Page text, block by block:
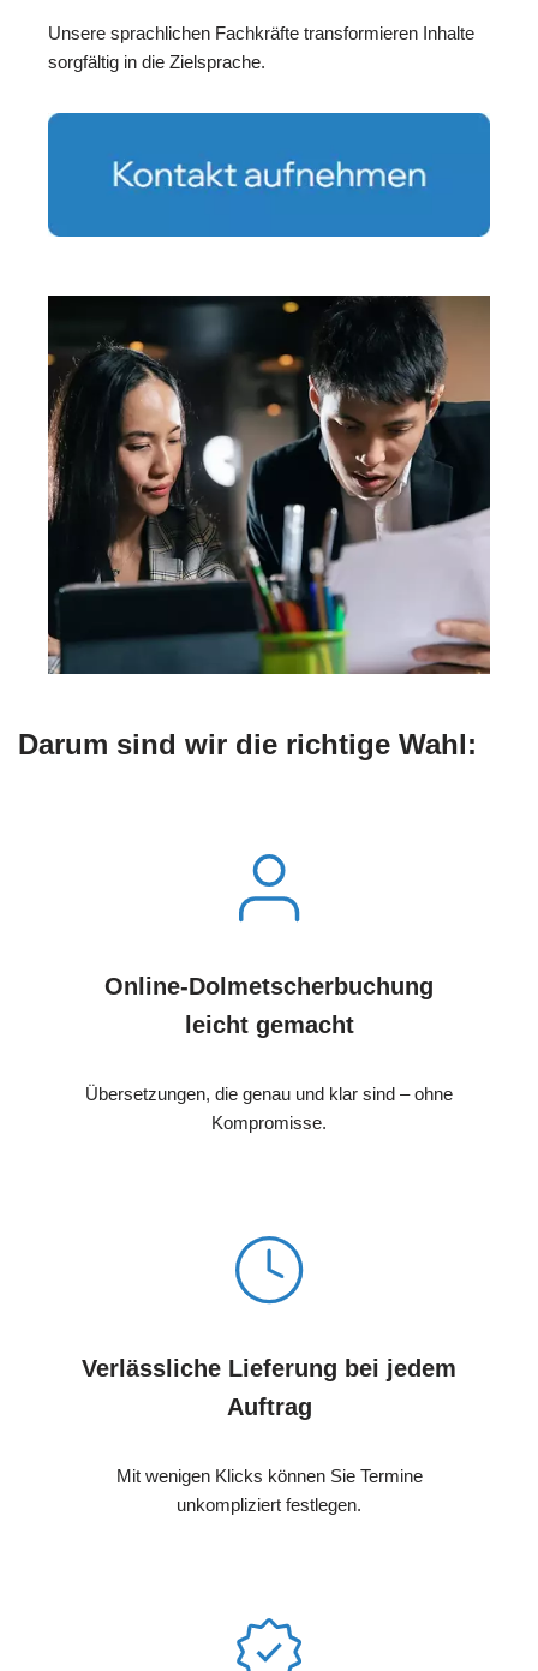
Unsere sprachlichen Fachkräfte transformieren Inhalte
sorgfältig in die Zielsprache.
Darum sind wir die richtige Wahl:
Online-Dolmetscherbuchung
leicht gemacht
Übersetzungen, die genau und klar sind – ohne
Kompromisse.
Verlässliche Lieferung bei jedem
Auftrag
Mit wenigen Klicks können Sie Termine
unkompliziert festlegen.